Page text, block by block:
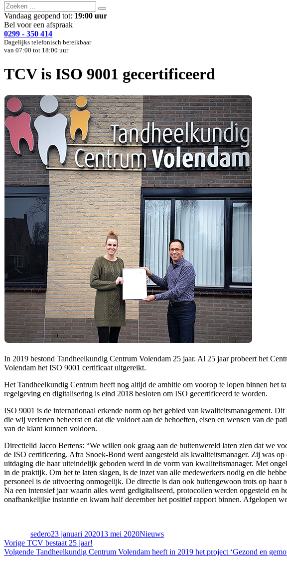
Zoeken
naar:
Zoeken
Vandaag geopend tot: 19:00 uur
Bel voor een afspraak
0299 - 350 414
Dagelijks telefonisch bereikbaar
van 07:00 tot 18:00 uur
TCV is ISO 9001 gecertificeerd
In 2019 bestond Tandheelkundig Centrum Volendam 25 jaar. Al 25 jaar probeert het
Volendam het ISO 9001 certificaat uitgereikt.
Het Tandheelkundig Centrum heeft nog altijd de ambitie om voorop te lopen binnen het
regelgeving en digitalisering is eind 2018 besloten om ISO gecertificeerd te worden.
ISO 9001 is de internationaal erkende norm op het gebied van kwaliteitsmanagement.
die wij verlenen beheerst en dat die voldoet aan de behoeften, eisen en wensen van de
van de klant kunnen voldoen.
Directielid Jacco Bertens: “We willen ook graag aan de buitenwereld laten zien dat we
de ISO certificering. Afra Snoek-Bond werd aangesteld als kwaliteitsmanager. Zij was
uitdaging die haar uiteindelijk geboden werd in de vorm van kwaliteitsmanager. Met
in de praktijk. Om het te laten slagen, is de inzet van alle medewerkers nodig en die
personeel is de uitvoering onmogelijk. De directie is dan ook buitengewoon trots op haar
Na een intensief jaar waarin alles werd gedigitaliseerd, protocollen werden opgesteld en
onafhankelijke instantie en kwam half december het positief rapport binnen. Afgelopen
sedero23 januari 202013 mei 2020Nieuws
Bericht
navigatie
Vorige Vorig
bericht:
TCV bestaat 25 jaar!
Volgende Volgend
Tandheelkundig Centrum Volendam heeft in 2019 het project ‘Gezond en